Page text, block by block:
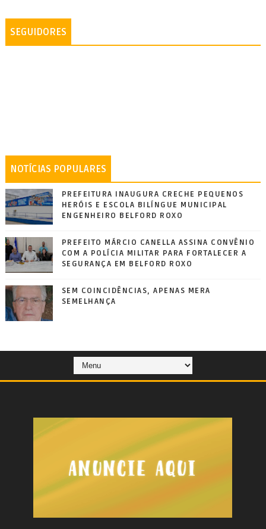
SEGUIDORES
NOTÍCIAS POPULARES
PREFEITURA INAUGURA CRECHE PEQUENOS
HERÓIS E ESCOLA BILÍNGUE MUNICIPAL
ENGENHEIRO BELFORD ROXO
PREFEITO MÁRCIO CANELLA ASSINA CONVÊNIO
COM A POLÍCIA MILITAR PARA FORTALECER A
SEGURANÇA EM BELFORD ROXO
SEM COINCIDÊNCIAS, APENAS MERA
SEMELHANÇA